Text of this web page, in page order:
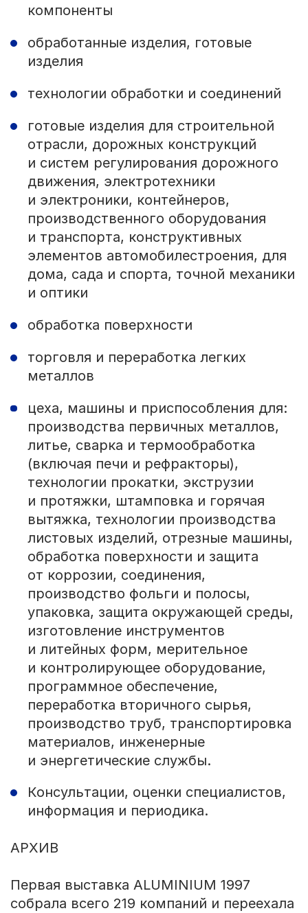
компоненты
обработанные изделия, готовые
изделия
технологии обработки и соединений
готовые изделия для строительной
отрасли, дорожных конструкций
и систем регулирования дорожного
движения, электротехники
и электроники, контейнеров,
производственного оборудования
и транспорта, конструктивных
элементов автомобилестроения, для
дома, сада и спорта, точной механики
и оптики
обработка поверхности
торговля и переработка легких
металлов
цеха, машины и приспособления для:
производства первичных металлов,
литье, сварка и термообработка
(включая печи и рефракторы),
технологии прокатки, экструзии
и протяжки, штамповка и горячая
вытяжка, технологии производства
листовых изделий, отрезные машины,
обработка поверхности и защита
от коррозии, соединения,
производство фольги и полосы,
упаковка, защита окружающей среды,
изготовление инструментов
и литейных форм, мерительное
и контролирующее оборудование,
программное обеспечение,
переработка вторичного сырья,
производство труб, транспортировка
материалов, инженерные
и энергетические службы.
Консультации, оценки специалистов,
информация и периодика.
АРХИВ
Первая выставка ALUMINIUM 1997
собрала всего 219 компаний и переехала